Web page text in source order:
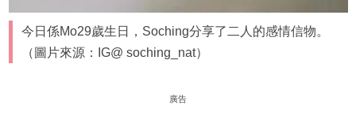
今日係Mo29歲生日，Soching分享了二人的感情信物。
（圖片來源：IG@ soching_nat）
廣告